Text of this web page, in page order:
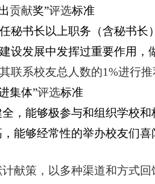
贡献奖”评选标准
秘书长以上职务（含秘书长
设发展中发挥过重要作用 ，
联系校友总 人数的1%进行推
集体”评选标准
，能够极参与和组织学校和
能够经常性的举办校友们
献策， 以多种渠道和方式回